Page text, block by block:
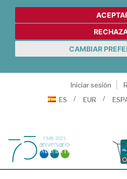
CAMBIAR
Iniciar sesión
ES
EUR